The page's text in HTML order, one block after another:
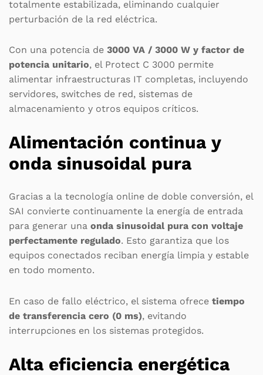
totalmente estabilizada, eliminando cualquier
perturbación de la red eléctrica.
Con una potencia de 3000 VA / 3000 W y factor de
potencia unitario, el Protect C 3000 permite
alimentar infraestructuras IT completas, incluyendo
servidores, switches de red, sistemas de
almacenamiento y otros equipos críticos.
Alimentación continua y
onda sinusoidal pura
Gracias a la tecnología online de doble conversión, el
SAI convierte continuamente la energía de entrada
para generar una onda sinusoidal pura con voltaje
perfectamente regulado. Esto garantiza que los
equipos conectados reciban energía limpia y estable
en todo momento.
En caso de fallo eléctrico, el sistema ofrece tiempo
de transferencia cero (0 ms), evitando
interrupciones en los sistemas protegidos.
Alta eficiencia energética